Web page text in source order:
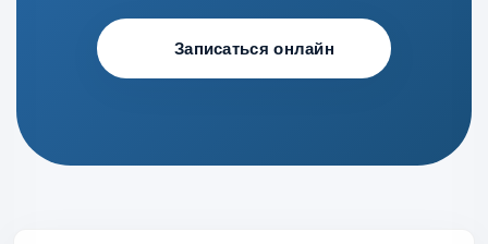
Записаться онлайн